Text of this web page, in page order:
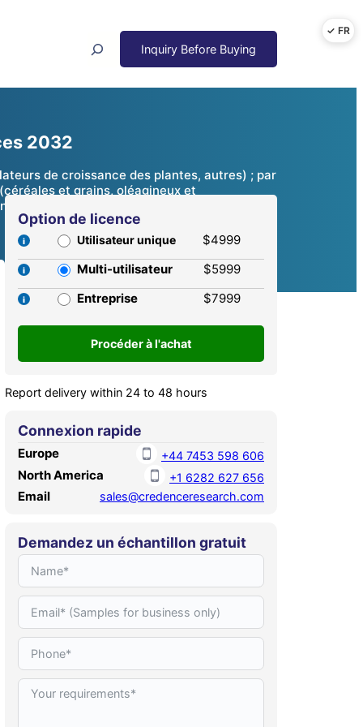
2032
de croissance des plantes, autres) ; par
et grains, oléagineux et
concurrentielle, 2025 – 2032
Option de licence
Utilisateur unique
$4999
Multi-utilisateur
$5999
Entreprise
$7999
Report delivery within 24 to 48 hours
Connexion rapide
Europe +44 7453 598 606
North America +1 6282 627 656
Email sales@credenceresearch.com
Demandez un échantillon gratuit